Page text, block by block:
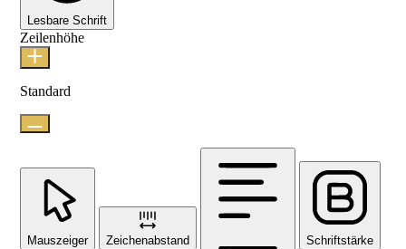
Lesbare Schrift
Zeilenhöhe
Standard
Mauszeiger Zeichenabstand Schriftstärke